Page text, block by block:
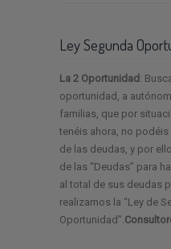
Ley Segunda
La 2 Oportunidad :
oportunidad, a
familias, que por
tenéis ahora, no
de las deudas, y por
de las “Deudas” para
al total de sus deudas
realizamos la “Ley de
Oportunidad”.